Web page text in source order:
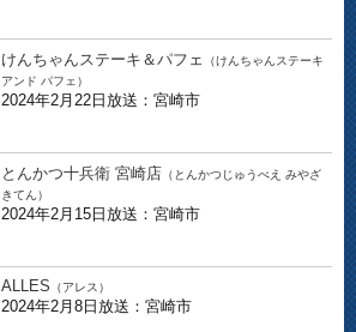
けんちゃんステーキ＆パフェ
（けんちゃんステーキ
アンド パフェ）
2024年2月22日放送：宮崎市
とんかつ十兵衛 宮崎店 （とんかつじゅうべえ みやざ
きてん）
2024年2月15日放送：宮崎市
ALLES （アレス）
2024年2月8日放送：宮崎市